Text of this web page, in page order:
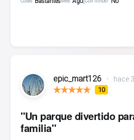
epic_mart126 • hace
10
"Un parque divertido
familia"